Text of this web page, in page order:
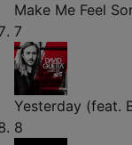
Make Me Feel
7
Yesterday (feat.
8